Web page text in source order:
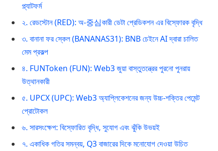
প্ল্যাটফর্ম
২. রেডস্টোন (RED): অ-중심কারী ডেটা প্রেডিকশন এর বিস্ফোরক বৃদ্ধি
৩. বানানা ফর স্কেল (BANANAS31): BNB চেইনে AI দ্বারা চালিত
মেম প্রকল্প
৪. FUNToken (FUN): Web3 জুয়া বাস্তুতন্ত্রের পুরনো পুনরায়
উত্থানকারী
৫. UPCX (UPC): Web3 অ্যাপ্লিকেশনের জন্য উচ্চ-শক্তির পেমেন্ট
প্রোটোকল
৬. সারসংক্ষেপ: বিস্ফোরিত বৃদ্ধি, সুযোগ এবং ঝুঁকি উভয়ই
৭. একাধিক গতির সমন্বয়, Q3 বাজারের দিকে মনোযোগ দেওয়া উচিত